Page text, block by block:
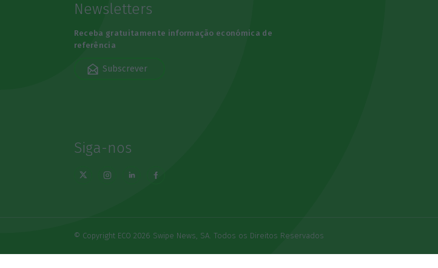
Newsletters
Receba gratuitamente informação económica de
referência
Subscrever
Siga-nos
© Copyright ECO 2026 Swipe News, SA. Todos os Direitos Reservados